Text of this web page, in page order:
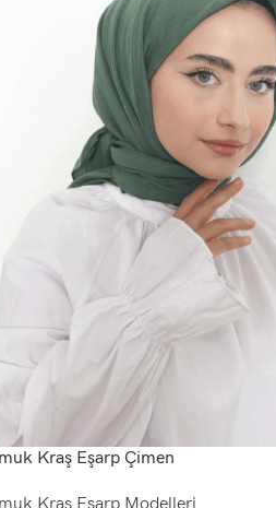
Kraş Eşarp Çimen